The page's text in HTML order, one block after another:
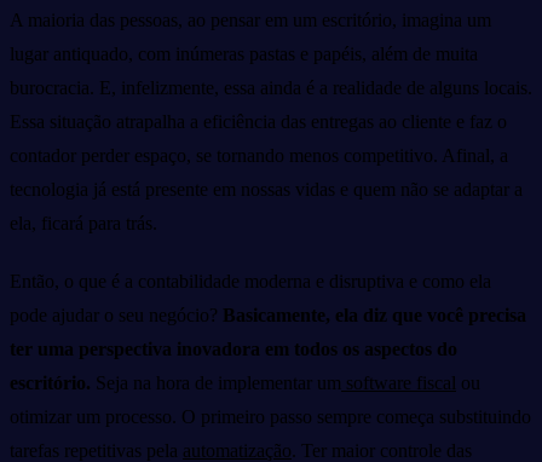
A maioria das pessoas, ao pensar em um escritório, imagina um
lugar antiquado, com inúmeras pastas e papéis, além de muita
burocracia. E, infelizmente, essa ainda é a realidade de alguns locais.
Essa situação atrapalha a eficiência das entregas ao cliente e faz o
contador perder espaço, se tornando menos competitivo. Afinal, a
tecnologia já está presente em nossas vidas e quem não se adaptar a
ela, ficará para trás.
Então, o que é a contabilidade moderna e disruptiva e como ela
pode ajudar o seu negócio? Basicamente, ela diz que você precisa
ter uma perspectiva inovadora em todos os aspectos do
escritório. Seja na hora de implementar um software fiscal ou
otimizar um processo. O primeiro passo sempre começa substituindo
tarefas repetitivas pela automatização. Ter maior controle das